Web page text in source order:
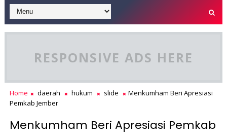
RESPONSIVE ADS HERE
Home daerah hukum slide
Menkumham Beri Apresiasi
Pemkab Jember
Menkumham Beri Apresiasi Pemkab